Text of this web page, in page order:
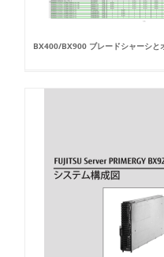
BX400/BX900 ブレードシャーシと